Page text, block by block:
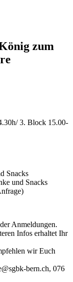
zum
3. Block 15.00-
Snacks
und Snacks
Anmeldungen.
Infos erhaltet Ihr
wir Euch
bern.ch, 076